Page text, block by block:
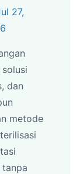
27,
dan
metode